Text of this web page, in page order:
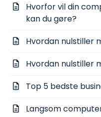
Hvorfor vil din
kan du gøre?
Hvordan nulstiller
Hvordan nulstiller
Top 5 bedste
Langsom